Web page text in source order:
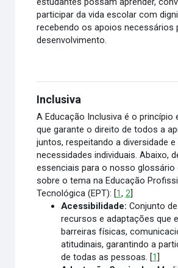
participar da vida escolar com
recebendo os apoios necessários
desenvolvimento.
Inclusiva
A Educação Inclusiva é o princípio
que garante o direito de todos a
juntos, respeitando a diversidade e
necessidades individuais. Abaixo,
essenciais para o nosso glossário
sobre o tema na Educação
Tecnológica (EPT): [1, 2]
Acessibilidade: Conjunto
recursos e adaptações que
barreiras físicas,
atitudinais, garantindo a
de todas as pessoas. [1 ]